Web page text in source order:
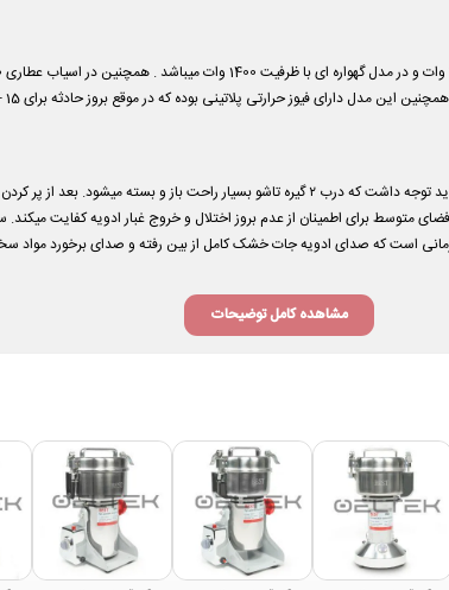
مدل دارای فیوز حرارتی پلاتینی بوده که در موقع بروز حادثه برای 15 – 20 ثانیه قطع شده و مجدد با فشار به داخل فعال میشود
برای شروع کار باآسیاب بست ۲۵۰ گرم پایه گهواره ای درب دستگاه را باز میکنیم . باید توجه داشت که
برای اطمینان از عدم بروز اختلال و خروج غبار ادویه کفایت میکند.
است که
مشاهده کامل توضیحات